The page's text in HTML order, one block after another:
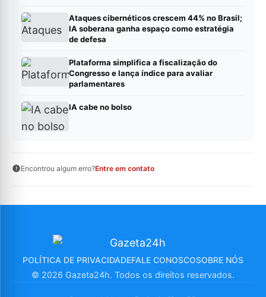
Ataques cibernéticos crescem 44% no Brasil;
IA soberana ganha espaço como estratégia
de defesa
Plataforma simplifica a fiscalização do
Congresso e lança índice para avaliar
parlamentares
IA cabe no bolso
Encontrou algum erro?Entre em contato
POLÍTICA DE PRIVACIDADEFALE CONOSCOSOBRE NÓS
© 2026 Gazeta24h. Todos os direitos reservados.